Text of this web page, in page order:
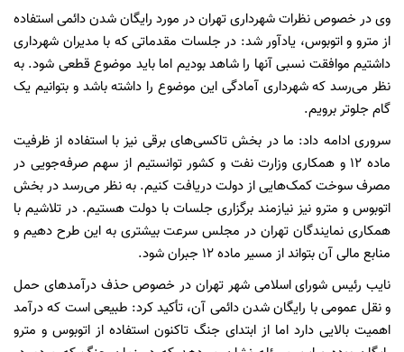
وی در خصوص نظرات شهرداری تهران در مورد رایگان شدن دائمی استفاده
از مترو و اتوبوس، یادآور شد: در جلسات مقدماتی که با مدیران شهرداری
داشتیم موافقت نسبی آنها را شاهد بودیم اما باید موضوع قطعی شود. به
نظر می‌رسد که شهرداری آمادگی این موضوع را داشته باشد و بتوانیم یک
گام جلوتر برویم.
سروری ادامه داد: ما در بخش تاکسی‌های برقی نیز با استفاده از ظرفیت
ماده ۱۲ و همکاری وزارت نفت و کشور توانستیم از سهم صرفه‌جویی در
مصرف سوخت کمک‌هایی از دولت دریافت کنیم. به نظر می‌رسد در بخش
اتوبوس و مترو نیز نیازمند برگزاری جلسات با دولت هستیم. در تلاشیم با
همکاری نمایندگان تهران در مجلس سرعت بیشتری به این طرح دهیم و
منابع مالی آن بتواند از مسیر ماده ۱۲ جبران شود.
نایب رئیس شورای اسلامی شهر تهران در خصوص حذف درآمدهای حمل
و نقل عمومی با رایگان شدن دائمی آن، تأکید کرد: طبیعی است که درآمد
اهمیت بالایی دارد اما از ابتدای جنگ تاکنون استفاده از اتوبوس و مترو